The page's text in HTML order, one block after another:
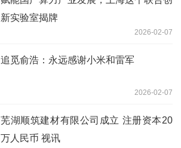
新实验室揭牌
2026-02-07
追觅俞浩：永远感谢小米和雷军
2026-02-07
芜湖顺筑建材有限公司成立 注册资本20
万人民币 视讯